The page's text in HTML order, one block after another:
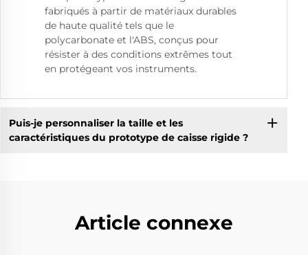
fabriqués à partir de matériaux durables
de haute qualité tels que le
polycarbonate et l'ABS, conçus pour
résister à des conditions extrêmes tout
en protégeant vos instruments.
Puis-je personnaliser la taille et les
caractéristiques du prototype de caisse rigide ?
Article connexe